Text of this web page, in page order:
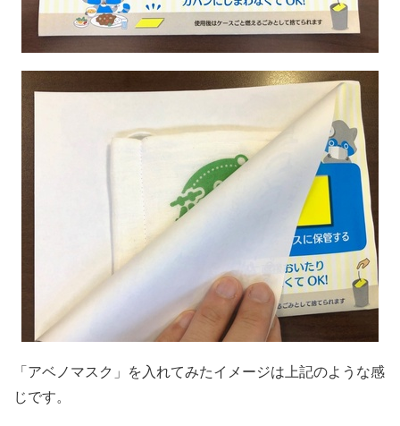
「アベノマスク」を入れてみたイメージは上記のような感
じです。